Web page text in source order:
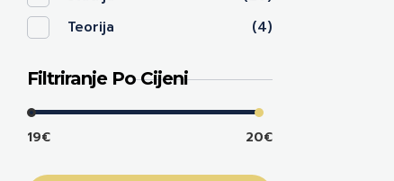
Teorija
(4)
Filtriranje Po Cijeni
19€ 20€